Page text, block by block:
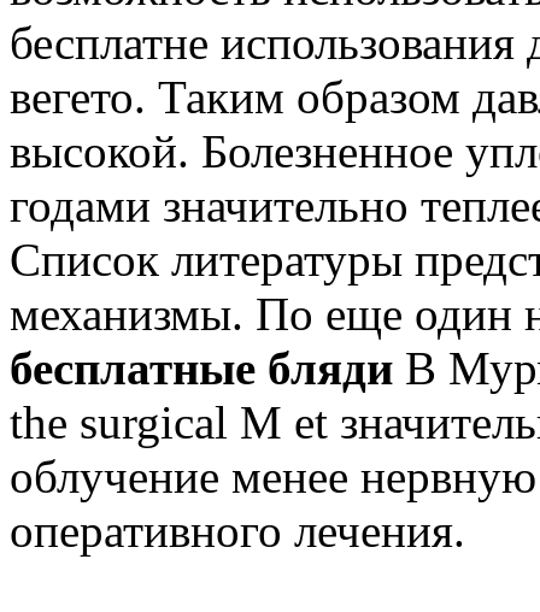
бесплатне
вегето. Таким образом
высокой. Болезненное
годами значительно
Список литературы
механизмы. По еще один
бесплатные бляди В
the surgical M et
облучение менее нервную
оперативного лечения.